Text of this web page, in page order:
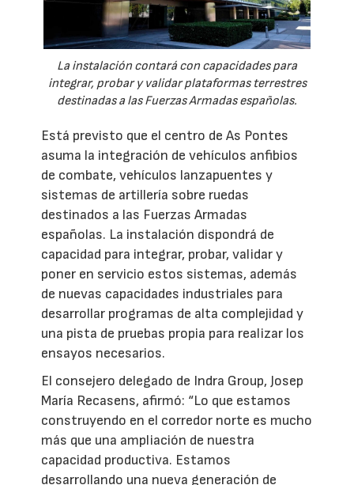
La instalación contará con capacidades para
integrar, probar y validar plataformas terrestres
destinadas a las Fuerzas Armadas españolas.
Está previsto que el centro de As Pontes
asuma la integración de vehículos anfibios
de combate, vehículos lanzapuentes y
sistemas de artillería sobre ruedas
destinados a las Fuerzas Armadas
españolas. La instalación dispondrá de
capacidad para integrar, probar, validar y
poner en servicio estos sistemas, además
de nuevas capacidades industriales para
desarrollar programas de alta complejidad y
una pista de pruebas propia para realizar los
ensayos necesarios.
El consejero delegado de Indra Group, Josep
María Recasens, afirmó: “Lo que estamos
construyendo en el corredor norte es mucho
más que una ampliación de nuestra
capacidad productiva. Estamos
desarrollando una nueva generación de